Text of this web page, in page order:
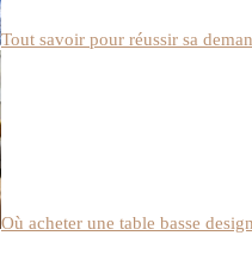
Tout savoir pour réussir sa
Où acheter une table basse